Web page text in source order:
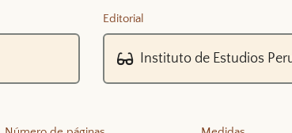
Editorial